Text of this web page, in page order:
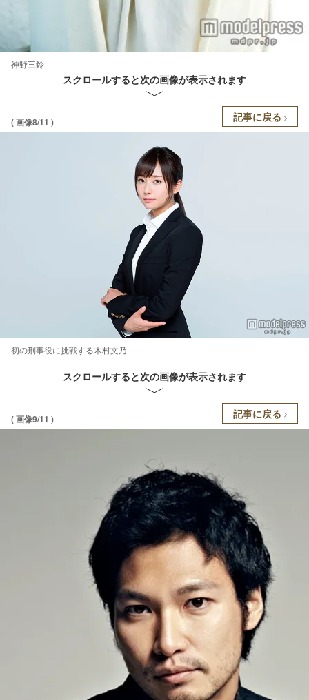
神野三鈴
スクロールすると次の画像が表示されます
( 画像8/11 ) 記事に戻る
初の刑事役に挑戦する木村文乃
スクロールすると次の画像が表示されます
( 画像9/11 ) 記事に戻る